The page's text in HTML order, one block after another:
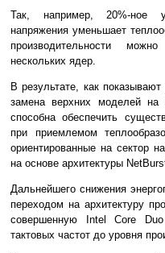
Так, например, 20%-ное
напряжения уменьшает
производительности
нескольких ядер.
В результате, как
замена верхних моделей на
способна обеспечить
при приемлемом
ориентированные на сектор
на основе архитектуры
Дальнейшего снижения
переходом на архитектуру
совершенную Intel Core
тактовых частот до уровня